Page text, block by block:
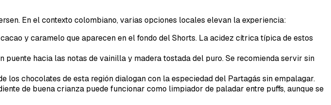
En el contexto colombiano, varias opciones locales elevan la experiencia:
y caramelo que aparecen en el fondo del Shorts. La acidez cítrica típica de estos
hacia las notas de vainilla y madera tostada del puro. Se recomienda servir sin
los chocolates de esta región dialogan con la especiedad del Partagás sin empalagar.
de buena crianza puede funcionar como limpiador de paladar entre puffs, aunque se